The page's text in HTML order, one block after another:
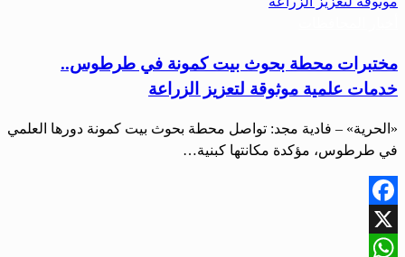
مختبرات محطة بحوث بيت كمونة في طرطوس..
خدمات علمية موثوقة لتعزيز الزراعة
«الحرية» – فادية مجد: تواصل محطة بحوث بيت كمونة دورها العلمي
في طرطوس، مؤكدة مكانتها كبنية…
Facebook
X